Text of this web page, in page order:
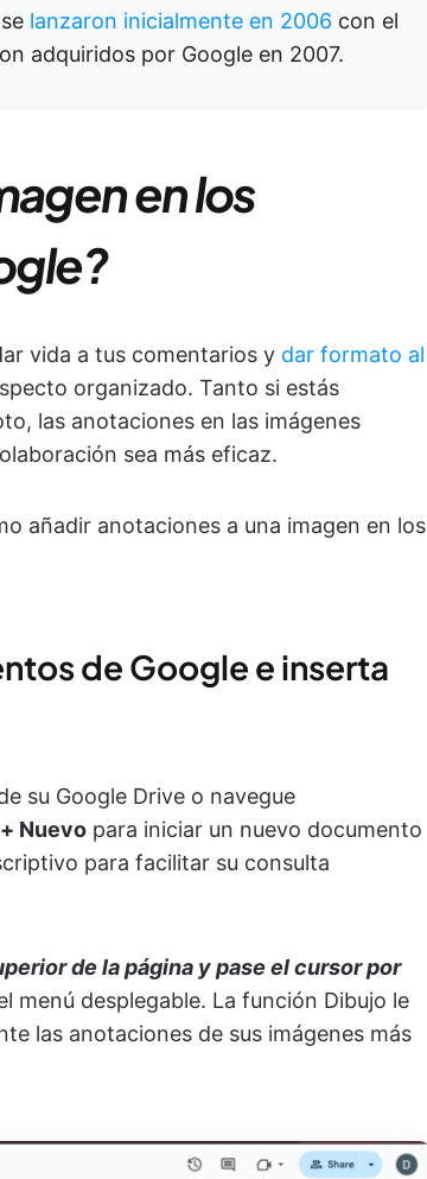
lanzaron inicialmente en 2006 con el
adquiridos por Google en 2007.
en los
vida a tus comentarios y dar formato al
organizado. Tanto si estás
las anotaciones en las imágenes
sea más eficaz.
añadir anotaciones a una imagen en los
de Google e inserta
su Google Drive o navegue
+ Nuevo para iniciar un nuevo documento
para facilitar su consulta
de la página y pase el cursor por
menú desplegable. La función Dibujo le
las anotaciones de sus imágenes más